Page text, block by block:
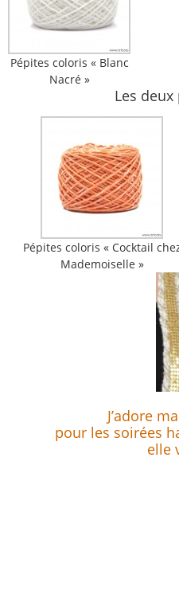
Pépites coloris « Blanc
Nacré »
Les
Pépites coloris « Cocktail
Mademoiselle »
J’adore
pour les soirées
elle